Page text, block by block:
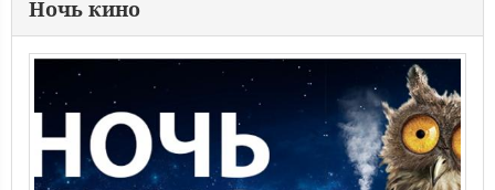
Ночь кино